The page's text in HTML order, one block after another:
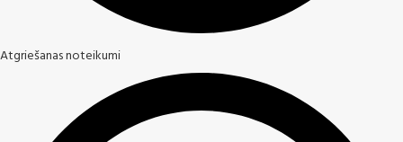
Atgriešanas noteikumi